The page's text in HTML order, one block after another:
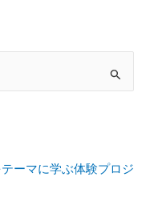
ーマに学ぶ体験プロジ